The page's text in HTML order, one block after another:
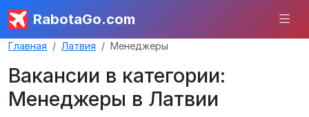
RabotaGo.com
Главная Латвия Менеджеры
Вакансии в категории:
Менеджеры в Латвии